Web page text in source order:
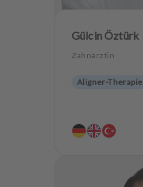
Gülcin Öztürk
Zahnärztin
Aligner-Therapie